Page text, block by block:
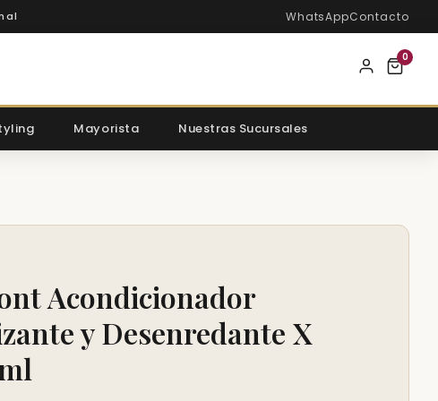
WhatsAppContacto
0
Mayorista Nuestras Sucursales
Acondicionador
y Desenredante X